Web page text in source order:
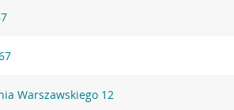
Warszawskiego 12